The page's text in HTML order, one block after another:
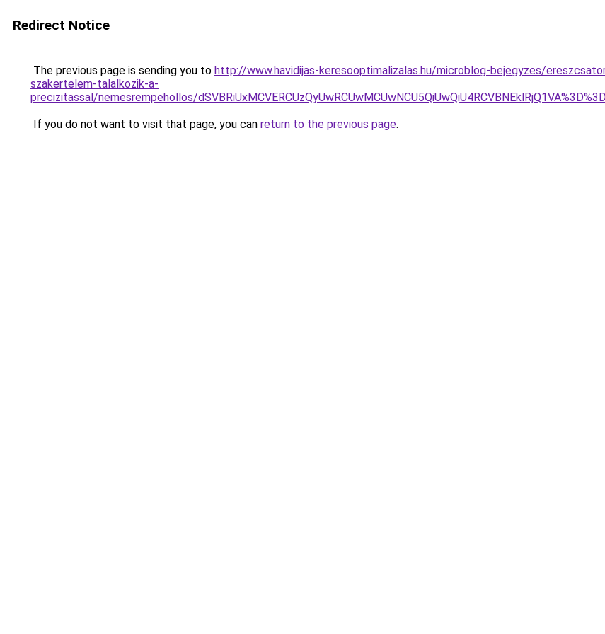
Redirect Notice
The previous page is sending you to http://www.havidijas-keresooptimalizalas.hu/microblog-bejegyzes/
szakertelem-talalkozik-a-
precizitassal/nemesrempehollos/
If you do not want to visit that page, you can return to the previous page.